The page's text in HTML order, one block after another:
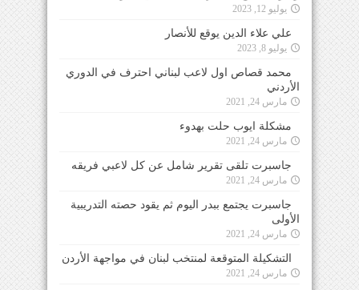
يوليو 12, 2023
علي علاء الدين يوقع للأنصار
يوليو 8, 2023
محمد قصاص اول لاعب لبناني احترف في الدوري
الأردني
مارس 24, 2021
مشكلة ايوب حلت بهدوء
مارس 24, 2021
جاسبرت تلقى تقرير شامل عن كل لاعبي فريقه
مارس 24, 2021
جاسبرت يجتمع ببدر اليوم ثم يقود حصته التدريبية
الأولى
مارس 24, 2021
التشكيلة المتوقعة لمنتخب لبنان في مواجهة الأردن
مارس 24, 2021